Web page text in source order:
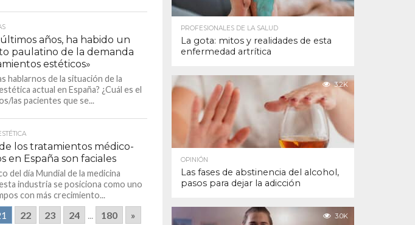
años, ha habido un
paulatino de la demanda
estéticos»
hablarnos de la situación de la
actual en España? ¿Cuál es el
las pacientes que se...
los tratamientos médico-
en España son faciales
del día Mundial de la medicina
industria se posiciona como uno
con más crecimiento...
22 23 24 ... 180 »
PROFESIONALES DE LA SALUD
La gota: mitos y realidades de esta
enfermedad artrítica
3.2K
OPINIÓN
Las fases de abstinencia del alcohol,
pasos para dejar la adicción
3.0K